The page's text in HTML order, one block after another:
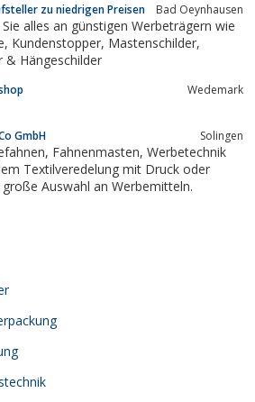
aufgebaut.Wir produzieren Fahnen,
nach Ihren Vorlagen....
zu niedrigen Preisen Bad Oeynhausen
alles an günstigen Werbeträgern wie
& Hängeschilder
Wedemark
GmbH Solingen
Werbetechnik
Textilveredelung mit Druck oder
Auswahl an Werbemitteln.